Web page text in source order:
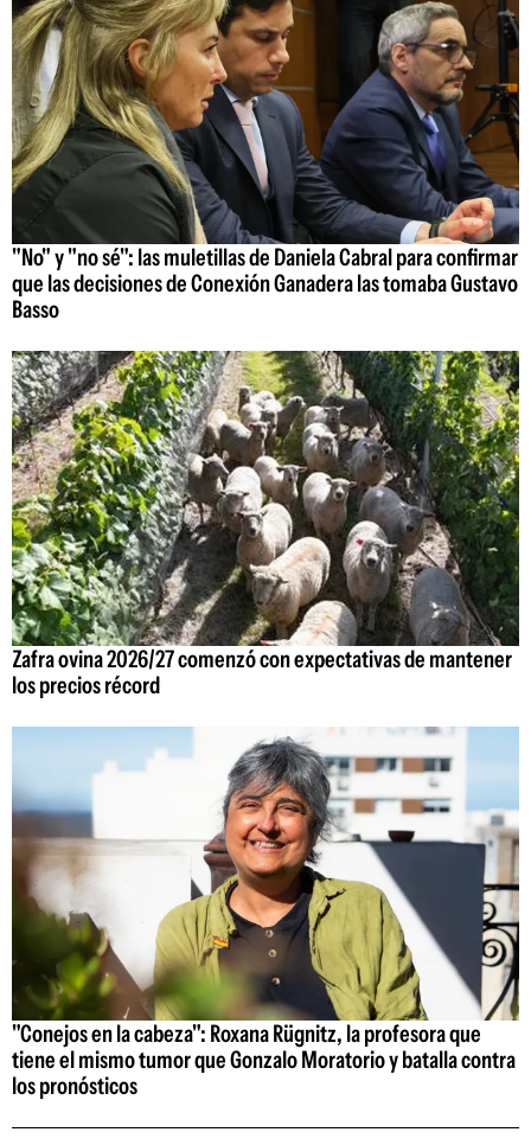
"No" y "no sé": las muletillas de Daniela Cabral para confirmar
que las decisiones de Conexión Ganadera las tomaba Gustavo
Basso
Zafra ovina 2026/27 comenzó con expectativas de mantener
los precios récord
"Conejos en la cabeza": Roxana Rügnitz, la profesora que
tiene el mismo tumor que Gonzalo Moratorio y batalla contra
los pronósticos